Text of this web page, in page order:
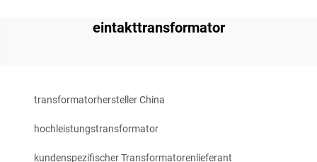
eintakttransformator
transformatorhersteller China
hochleistungstransformator
kundenspezifischer Transformatorenlieferant